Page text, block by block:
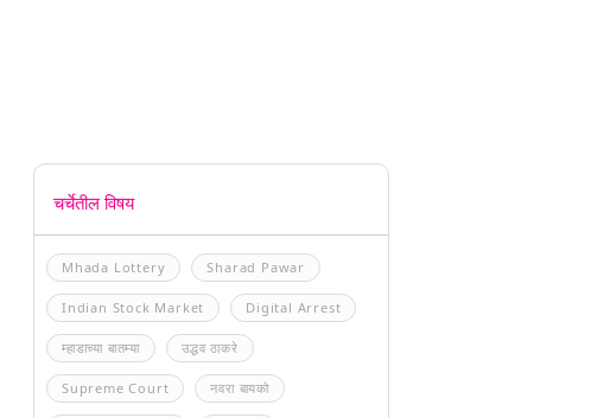
चर्चेतील विषय
Mhada Lottery Sharad Pawar
Indian Stock Market Digital Arrest
म्हाडाच्या बातम्या उद्धव ठाकरे
Supreme Court नवरा बायको